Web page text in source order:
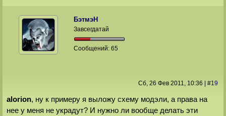
БэтмэН
Завсегдатай
Сообщений:65
Сб, 26 Фев 2011, 10:36 #19
alorion, ну к примеру я выложу схему модэли, а права на
нее у меня не украдут? И нужно ли вообще делать эти